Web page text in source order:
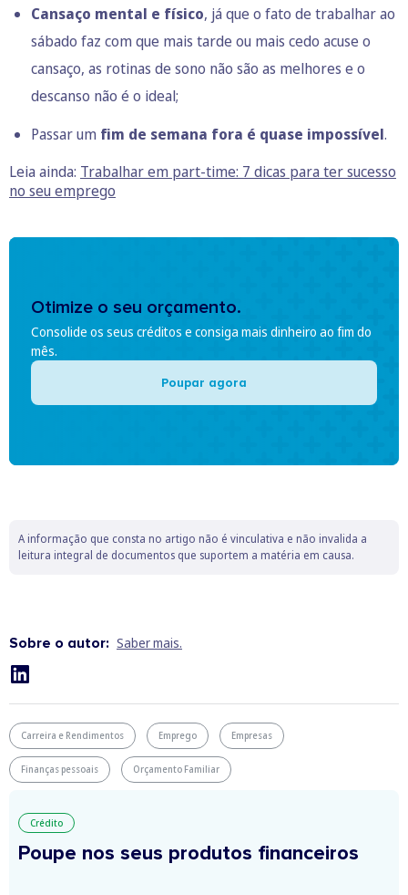
Cansaço mental e físico, já que o fato de trabalhar ao
sábado faz com que mais tarde ou mais cedo acuse o
cansaço, as rotinas de sono não são as melhores e o
descanso não é o ideal;
Passar um fim de semana fora é quase impossível.
Leia ainda: Trabalhar em part-time: 7 dicas para ter sucesso
no seu emprego
Otimize o seu orçamento.
Consolide os seus créditos e consiga mais dinheiro ao fim do
mês.
Poupar agora
A informação que consta no artigo não é vinculativa e não invalida a
leitura integral de documentos que suportem a matéria em causa.
Sobre o autor: Saber mais.
Carreira e Rendimentos Emprego Empresas
Finanças pessoais Orçamento Familiar
Crédito
Poupe nos seus produtos financeiros